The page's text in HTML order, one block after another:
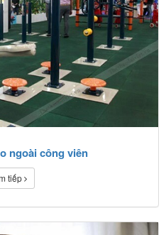
ngoài công viên
tiếp